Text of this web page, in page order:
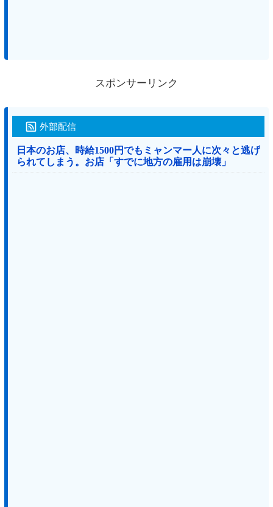
スポンサーリンク
外部配信
日本のお店、時給1500円でもミャンマー人に次々と逃げ
られてしまう。お店「すでに地方の雇用は崩壊」